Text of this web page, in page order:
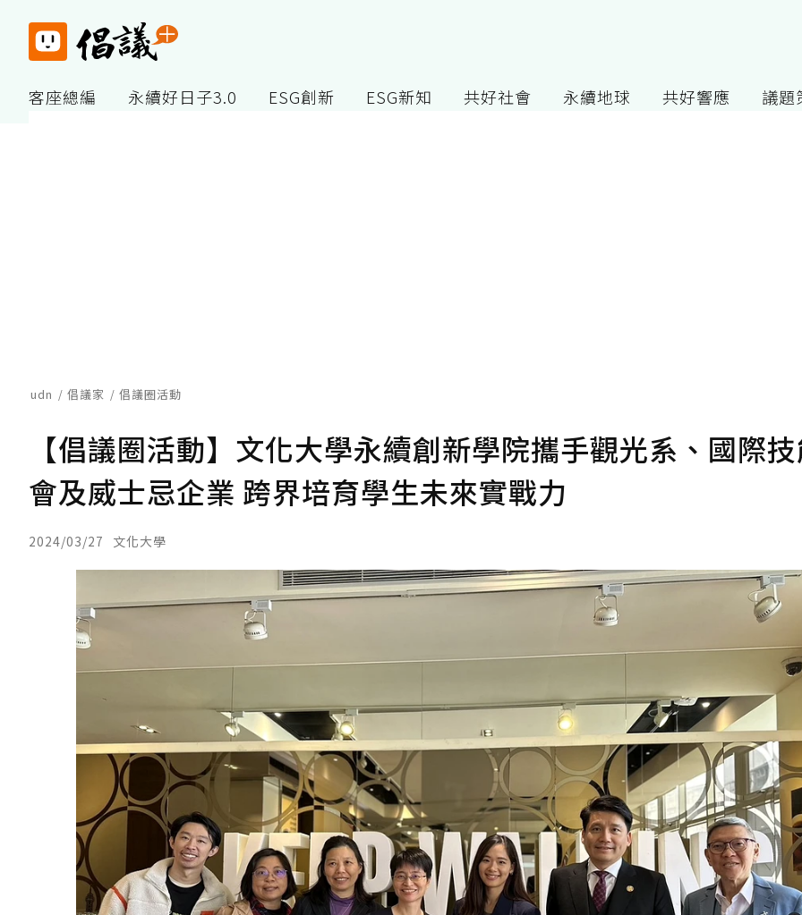
客座總編 永續好日子3.0 ESG創新 ESG新知 共好社會 永續地球 共好響應 議題
udn 倡議家 倡議圈活動
【倡議圈活動】文化大學永續創新學院攜手觀光系、國際
會及威士忌企業 跨界培育學生未來實戰力
2024/03/27 文化大學